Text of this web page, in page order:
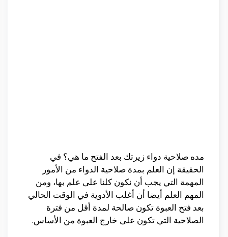
مده صلاحية دواء زيرتك بعد الفتح ما هي؟ في
الحقيقة إن العلم بمدة صلاحية الدواء من الأمور
المهمة التي يجب أن نكون كلنا على علم بها، ومن
المهم العلم أيضا أن أغلب الأدوية في الوقت الحالي
بعد فتح العبوة تكون صالحة لمدة أقل من فترة
الصلاحية التي تكون على خارج العبوة من الأساس.